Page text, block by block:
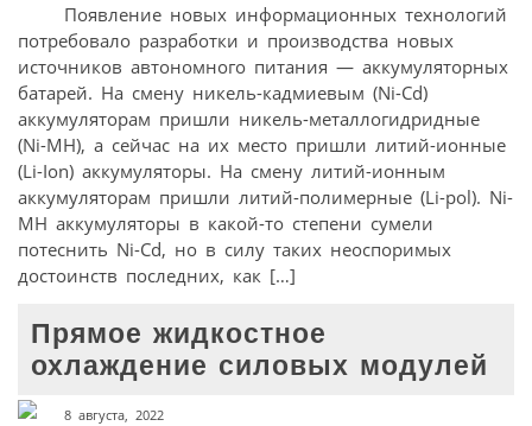
Появление новых информационных технологий
потребовало разработки и производства новых
источников автономного питания — аккумуляторных
батарей. На смену никель-кадмиевым (Ni-Cd)
аккумуляторам пришли никель-металлогидридные
(Ni-MH), а сейчас на их место пришли литий-ионные
(Li-Ion) аккумуляторы. На смену литий-ионным
аккумуляторам пришли литий-полимерные (Li-pol). Ni-
MH аккумуляторы в какой-то степени сумели
потеснить Ni-Cd, но в силу таких неоспоримых
достоинств последних, как […]
Прямое жидкостное
охлаждение силовых модулей
8 августа, 2022